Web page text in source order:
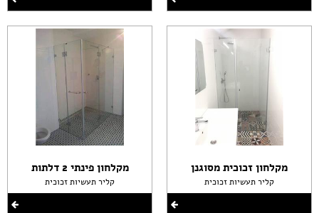
מקלחון זכוכית מסוגנן
קליר תעשיות זכוכית
מקלחון פינתי 2 דלתות
קליר תעשיות זכוכית